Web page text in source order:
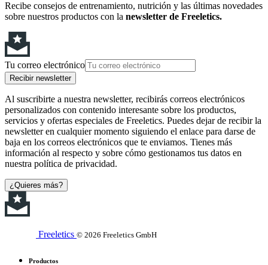
Recibe consejos de entrenamiento, nutrición y las últimas novedades
sobre nuestros productos con la newsletter de Freeletics.
Tu correo electrónico
Recibir newsletter
Al suscribirte a nuestra newsletter, recibirás correos electrónicos
personalizados con contenido interesante sobre los productos,
servicios y ofertas especiales de Freeletics. Puedes dejar de recibir la
newsletter en cualquier momento siguiendo el enlace para darse de
baja en los correos electrónicos que te enviamos. Tienes más
información al respecto y sobre cómo gestionamos tus datos en
nuestra política de privacidad.
¿Quieres más?
Freeletics © 2026 Freeletics GmbH
Productos